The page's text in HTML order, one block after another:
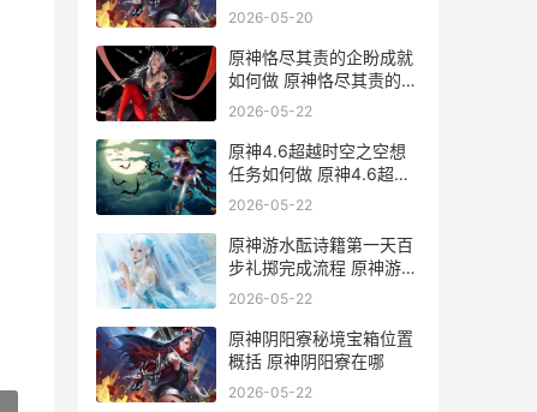
2026-05-20
原神恪尽其责的企盼成就
如何做 原神恪尽其责的句
子
2026-05-22
原神4.6超越时空之空想
任务如何做 原神4.6超越
时空之空想
2026-05-22
原神游水酝诗籍第一天百
步礼掷完成流程 原神游水
酝诗籍壁纸
2026-05-22
原神阴阳寮秘境宝箱位置
概括 原神阴阳寮在哪
2026-05-22